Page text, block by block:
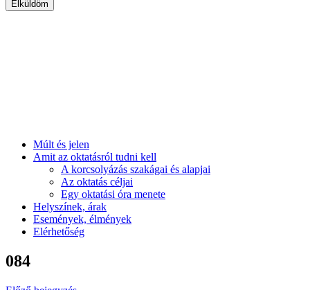
Múlt és jelen
Amit az oktatásról tudni kell
A korcsolyázás szakágai és alapjai
Az oktatás céljai
Egy oktatási óra menete
Helyszínek, árak
Események, élmények
Elérhetőség
084